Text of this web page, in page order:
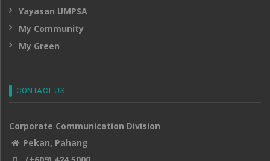
Yayasan UMPSA
My Community
My Green
CONTACT US
Corporate Communication Division
Pekan, Pahang